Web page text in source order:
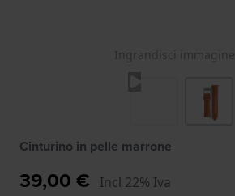
Ingrandisci immagine
Cinturino in pelle marrone
39,00 € Incl 22% Iva